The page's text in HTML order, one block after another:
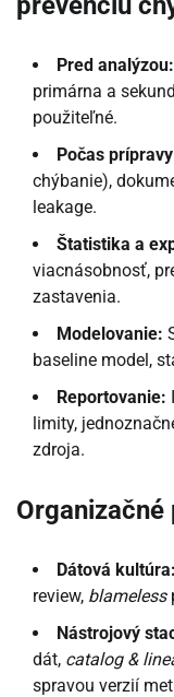
Pred analýzou:
primárna a
použiteľné.
Počas
chýbanie),
leakage.
Štatistika a
viacnásobnosť,
zastavenia.
Modelovanie:
baseline model,
Reportovanie:
limity,
zdroja.
Dátová kultúra:
review, blameless
Nástrojový
dát, catalog &
spravou verzií